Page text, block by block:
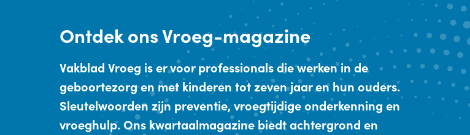
Ontdekons Vroeg-magazine
Vakblad Vroeg is er voor professionals die werken in de
geboortezorg en met kinderen tot zeven jaar en hun ouders.
Sleutelwoorden zijn preventie, vroegtijdige onderkenning en
vroeghulp. Ons kwartaalmagazine biedt achtergrond en